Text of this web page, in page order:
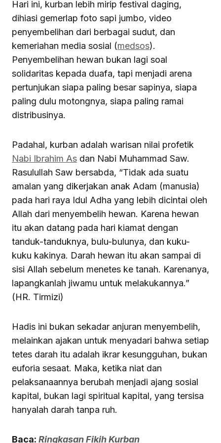
Hari ini, kurban lebih mirip festival daging,
dihiasi gemerlap foto sapi jumbo, video
penyembelihan dari berbagai sudut, dan
kemeriahan media sosial (medsos).
Penyembelihan hewan bukan lagi soal
solidaritas kepada duafa, tapi menjadi arena
pertunjukan siapa paling besar sapinya, siapa
paling dulu motongnya, siapa paling ramai
distribusinya.
Padahal, kurban adalah warisan nilai profetik
Nabi Ibrahim As dan Nabi Muhammad Saw.
Rasulullah Saw bersabda, “Tidak ada suatu
amalan yang dikerjakan anak Adam (manusia)
pada hari raya Idul Adha yang lebih dicintai oleh
Allah dari menyembelih hewan. Karena hewan
itu akan datang pada hari kiamat dengan
tanduk-tanduknya, bulu-bulunya, dan kuku-
kuku kakinya. Darah hewan itu akan sampai di
sisi Allah sebelum menetes ke tanah. Karenanya,
lapangkanlah jiwamu untuk melakukannya.”
(HR. Tirmizi)
Hadis ini bukan sekadar anjuran menyembelih,
melainkan ajakan untuk menyadari bahwa setiap
tetes darah itu adalah ikrar kesungguhan, bukan
euforia sesaat. Maka, ketika niat dan
pelaksanaannya berubah menjadi ajang sosial
kapital, bukan lagi spiritual kapital, yang tersisa
hanyalah darah tanpa ruh.
Baca: Ringkasan Fikih Kurban